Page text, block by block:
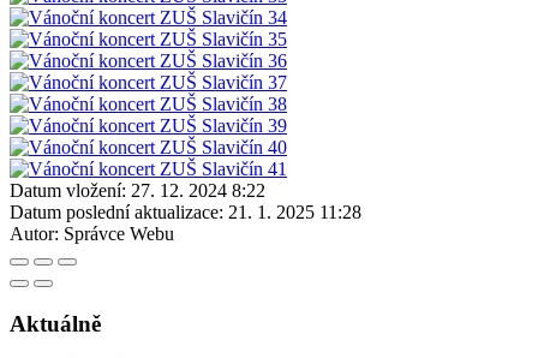
Datum vložení: 27. 12. 2024 8:22
Datum poslední aktualizace: 21. 1. 2025 11:28
Autor: Správce Webu
Aktuálně